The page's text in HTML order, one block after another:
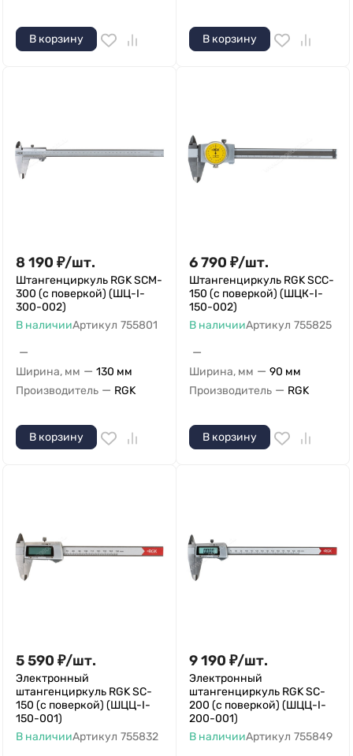
В корзину В корзину
8 190 ₽/шт.
Штангенциркуль RGK SCM-
300 (с поверкой) (ШЦ-I-
300-002)
В наличииАртикул 755801
—
Ширина, мм — 130 мм
Производитель — RGK
В корзину
6 790 ₽/шт.
Штангенциркуль RGK SCC-
150 (с поверкой) (ШЦК-I-
150-002)
В наличииАртикул 755825
—
Ширина, мм — 90 мм
Производитель — RGK
В корзину
5 590 ₽/шт.
Электронный
штангенциркуль RGK SC-
150 (с поверкой) (ШЦЦ-I-
150-001)
В наличииАртикул 755832
9 190 ₽/шт.
Электронный
штангенциркуль RGK SC-
200 (с поверкой) (ШЦЦ-I-
200-001)
В наличииАртикул 755849